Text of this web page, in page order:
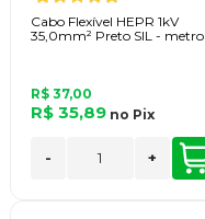
Cabo Flexível HEPR 1kV
35,0mm² Preto SIL - metro
R$ 37,00
R$ 35,89 no Pix
- +